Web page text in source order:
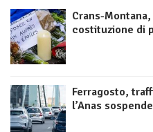
Crans-
costituzione di
Ferragosto,
l’Anas